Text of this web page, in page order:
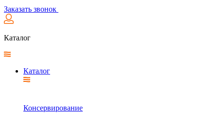
Заказать звонок
Каталог
Каталог
Консервирование